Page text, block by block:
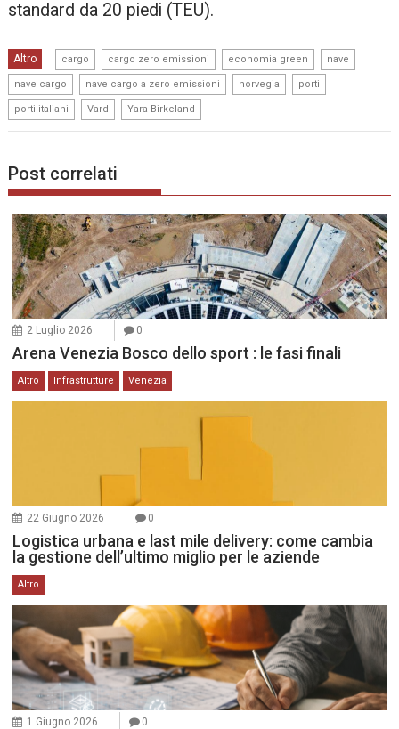
standard da 20 piedi (TEU).
Altro cargo cargo zero emissioni economia green nave
nave cargo nave cargo a zero emissioni norvegia porti
porti italiani Vard Yara Birkeland
Post correlati
2 Luglio 2026 0
Arena Venezia Bosco dello sport : le fasi finali
Altro Infrastrutture Venezia
22 Giugno 2026 0
Logistica urbana e last mile delivery: come cambia
la gestione dell’ultimo miglio per le aziende
Altro
1 Giugno 2026 0